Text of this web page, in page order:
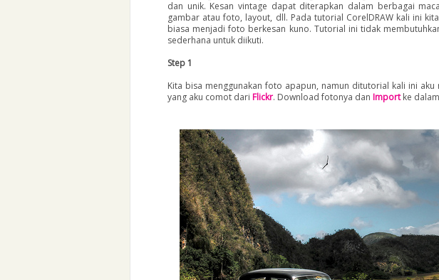
dan unik. Kesan vintage dapat diterapkan dalam berbagai
gambar atau foto, layout, dll. Pada tutorial CorelDRAW kali ini
biasa menjadi foto berkesan kuno. Tutorial ini tidak
sederhana untuk diikuti.
Step 1
Kita bisa menggunakan foto apapun, namun ditutorial kali ini
yang aku comot dari Flickr. Download fotonya dan Importke